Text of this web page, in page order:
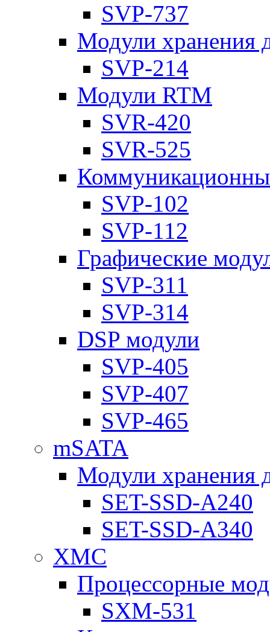
SVP-737
Модули хранения
SVP-214
Модули RTM
SVR-420
SVR-525
SVP-102
SVP-112
Графические
SVP-311
SVP-314
DSP модули
SVP-405
SVP-407
SVP-465
mSATA
Модули хранения
SET-SSD-A240
SET-SSD-A340
XMC
Процессорные
SXM-531